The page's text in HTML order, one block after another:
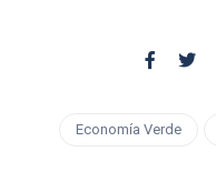
Economía Verde